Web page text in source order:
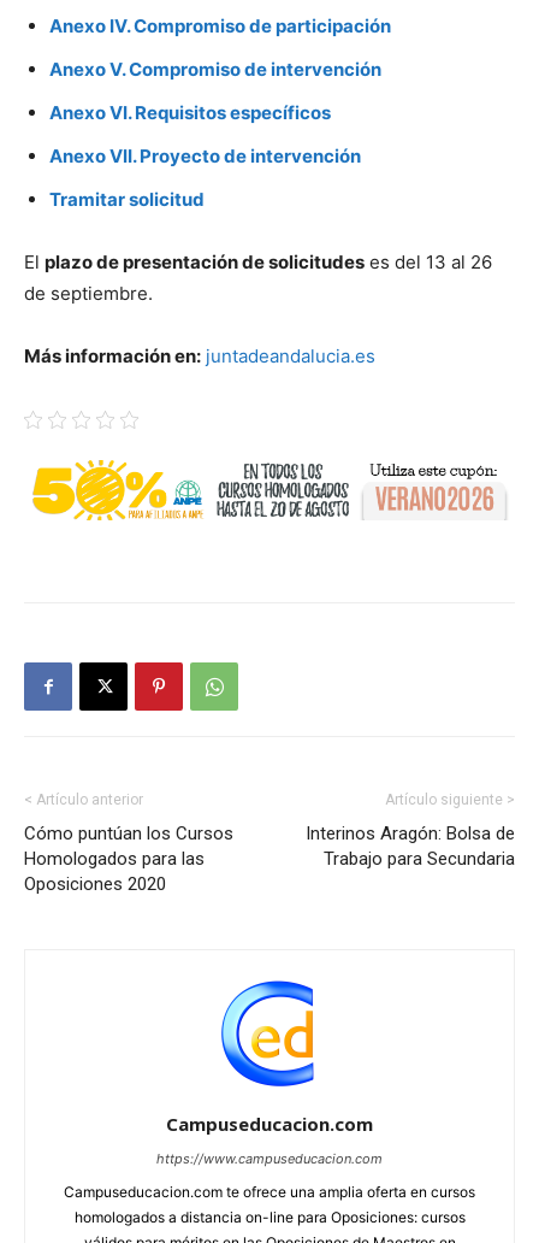
Anexo IV. Compromiso de participación
Anexo V. Compromiso de intervención
Anexo VI. Requisitos específicos
Anexo VII. Proyecto de intervención
Tramitar solicitud
El plazo de presentación de solicitudes es del 13 al 26
de septiembre.
Más información en: juntadeandalucia.es
< Artículo anterior
Cómo puntúan los Cursos
Homologados para las
Oposiciones 2020
Artículo siguiente >
Interinos Aragón: Bolsa de
Trabajo para Secundaria
Campuseducacion.com
https://www.campuseducacion.com
Campuseducacion.com te ofrece una amplia oferta en cursos
homologados a distancia on-line para Oposiciones: cursos